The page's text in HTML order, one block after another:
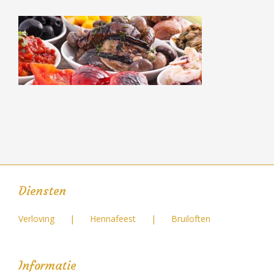
Diensten
Verloving Hennafeest Bruiloften
Informatie